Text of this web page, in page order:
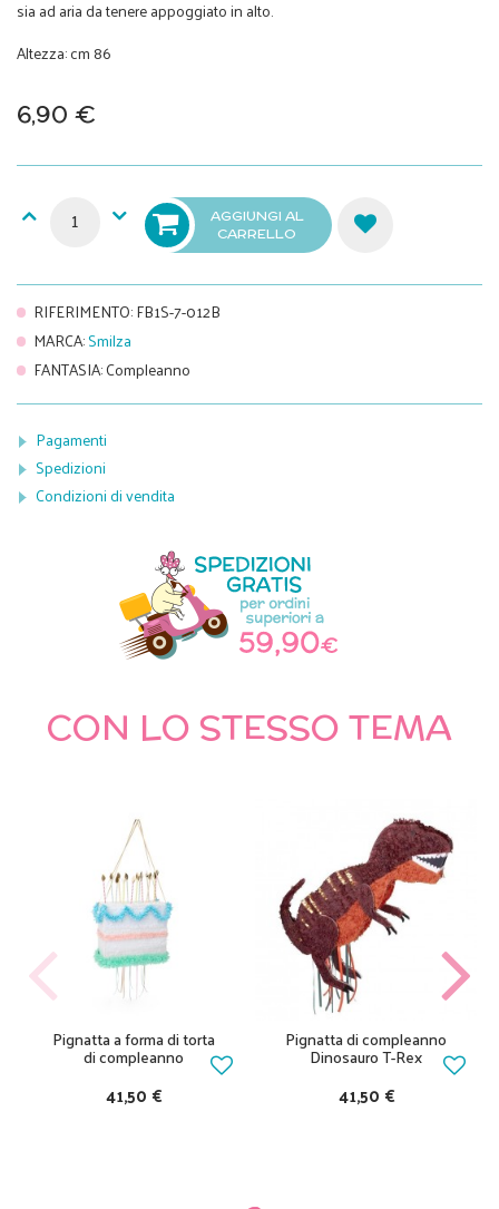
sia ad aria da tenere appoggiato in alto.
Altezza: cm 86
6,90 €
AGGIUNGI AL
CARRELLO
RIFERIMENTO:FB1S-7-012B
MARCA:Smilza
FANTASIA:Compleanno
Pagamenti
Spedizioni
Condizioni di vendita
CON LO STESSO TEMA
Pignatta a forma di torta
di compleanno
41,50 €
Pignatta di compleanno
Dinosauro T-Rex
41,50 €